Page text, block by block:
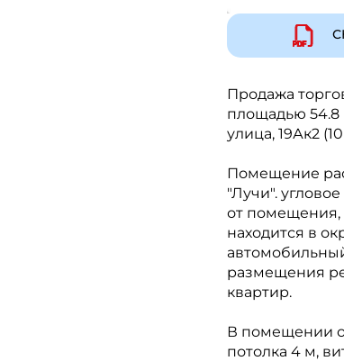
Продажа
площадью 54.8
улица, 19Ак2
Помещение
"Лучи".
от помещения,
находится в
размещения
квартир.
В помещении
потолка 4 м,